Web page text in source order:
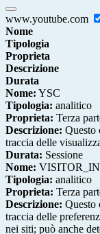
www.youtube.com
Nome
Tipologia
Proprieta
Descrizione
Durata
Nome: YSC
Tipologia: analitico
Proprieta: Terza
Descrizione: Questo
traccia delle
Durata: Sessione
Nome:
Tipologia: analitico
Proprieta: Terza
Descrizione: Questo
traccia delle
nei siti; può anche